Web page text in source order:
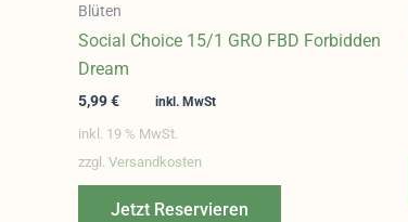
Blüten
Social Choice 15/1 GRO FBD Forbidden
Dream
5,99€ inkl. MwSt
inkl. 19 % MwSt.
zzgl. Versandkosten
Jetzt Reservieren